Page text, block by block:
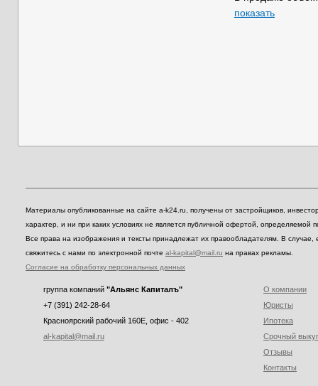
показать
Материалы опубликованные на сайте a-k24.ru, получены от застройщиков,
характер, и ни при каких условиях не является публичной офертой,
Все права на изображения и тексты принадлежат их правообладателям. В
свяжитесь с нами по электронной почте al-kapital@mail.ru на правах рекламы.
Согласие на обработку персональных данных
группа компаний "Альянс Капиталъ"
+7 (391) 242-28-64
Красноярский рабочий 160E, офис - 402
al-kapital@mail.ru
О компании
Юристы
Ипотека
Срочный
Отзывы
Контакты